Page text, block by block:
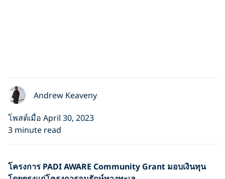
Andrew Keaveny
โพสต์เมื่อ April 30, 2023
3 minute read
โครงการ PADI AWARE Community Grant มอบเงินทุน